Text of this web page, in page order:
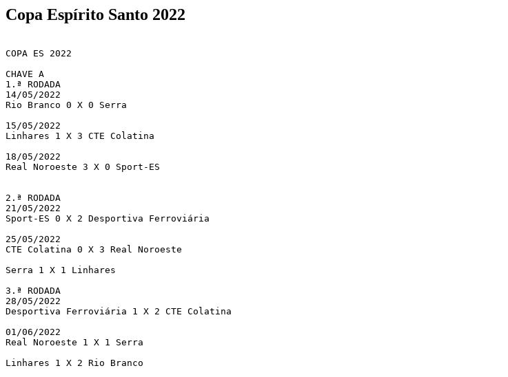
Copa Espírito Santo 2022
COPA ES 2022
CHAVE A
1.ª RODADA
14/05/2022
Rio Branco 0 X 0 Serra
15/05/2022
Linhares 1 X 3 CTE Colatina
18/05/2022
Real Noroeste 3 X 0 Sport-ES
2.ª RODADA
21/05/2022
Sport-ES 0 X 2 Desportiva Ferroviária
25/05/2022
CTE Colatina 0 X 3 Real Noroeste
Serra 1 X 1 Linhares
3.ª RODADA
28/05/2022
Desportiva Ferroviária 1 X 2 CTE Colatina
01/06/2022
Real Noroeste 1 X 1 Serra
Linhares 1 X 2 Rio Branco